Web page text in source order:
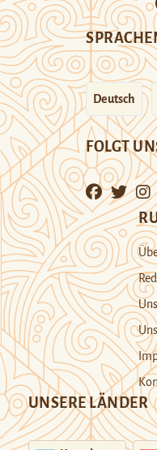
Deutsch
FOLGT
UNSERE LÄNDER